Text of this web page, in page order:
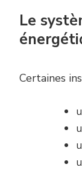
Le
Certaines